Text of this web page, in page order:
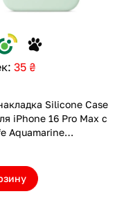
35 ₴
Silicone Case
iPhone 16 Pro Max с
Aquamarine